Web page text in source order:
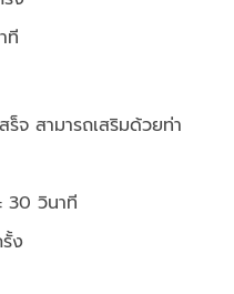
ที
จ สามารถเสริมด้วยท่า
30 วินาที
ง